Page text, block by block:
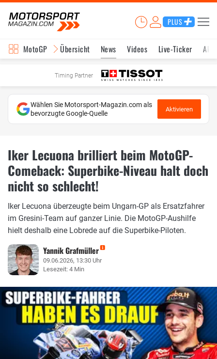
PLUS
MotoGP Übersicht News Videos Live-Ticker
Timing Partner
Wählen Sie Motorsport-Magazin.com als
bevorzugte Google-Quelle
Aktivieren
Iker Lecuona brilliert beim MotoGP-
Comeback: Superbike-Niveau halt doch
nicht so schlecht!
Iker Lecuona überzeugte beim Ungarn-GP als Ersatzfahrer
im Gresini-Team auf ganzer Linie. Die MotoGP-Aushilfe
hielt deshalb eine Lobrede auf die Superbike-Piloten.
Yannik Grafmüller
09.06.2026, 13:30 Uhr
Lesezeit: 4 Min